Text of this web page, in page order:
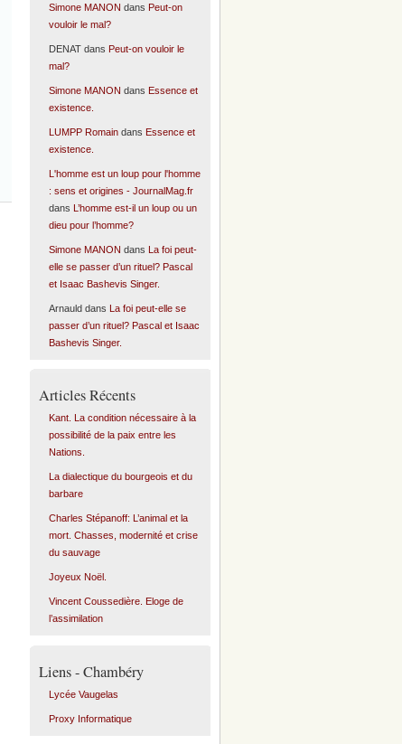
Simone MANON dans Peut-on
vouloir le mal?
DENATdans Peut-on vouloir le
mal?
Simone MANON dans Essence et
existence.
LUMPP Romaindans Essence et
existence.
L'homme est un loup pour l'homme
: sens et origines - JournalMag.fr
dans L’homme est-il un loup ou un
dieu pour l’homme?
Simone MANON dans La foi peut-
elle se passer d’un rituel? Pascal
et Isaac Bashevis Singer.
Arnaulddans La foi peut-elle se
passer d’un rituel? Pascal et Isaac
Bashevis Singer.
Articles Récents
Kant. La condition nécessaire à la
possibilité de la paix entre les
Nations.
La dialectique du bourgeois et du
barbare
Charles Stépanoff: L’animal et la
mort. Chasses, modernité et crise
du sauvage
Joyeux Noël.
Vincent Coussedière. Eloge de
l’assimilation
Liens - Chambéry
Lycée Vaugelas
Proxy Informatique